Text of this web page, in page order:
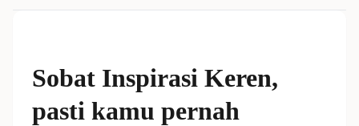
Sobat Inspirasi Keren,
pasti kamu pernah